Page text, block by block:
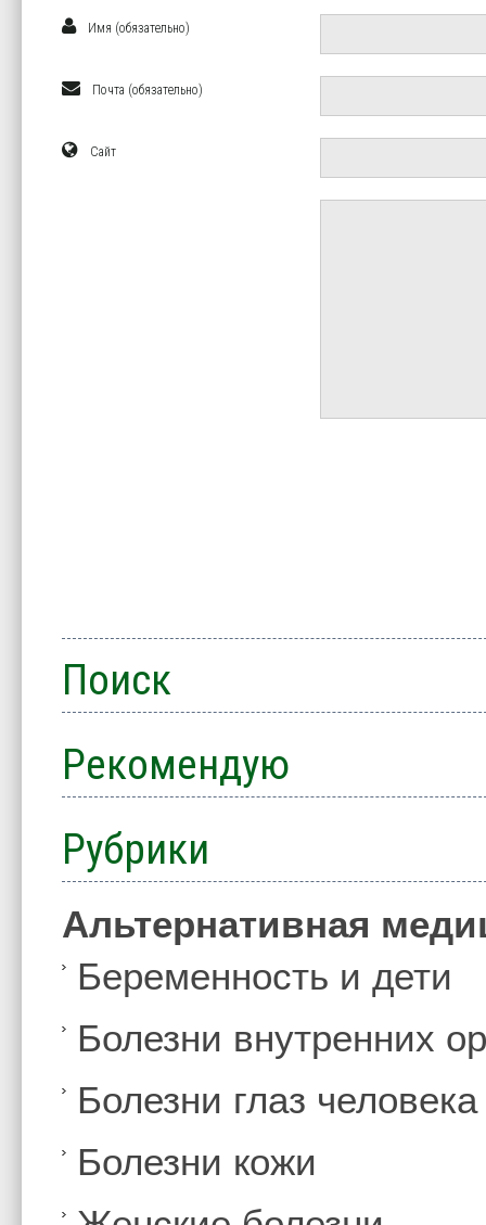
Имя (обязательно)
Почта (обязательно)
Сайт
Поиск
Рекомендую
Рубрики
Альтернативная
Беременность и дети
Болезни внутренних
Болезни глаз человека
Болезни кожи